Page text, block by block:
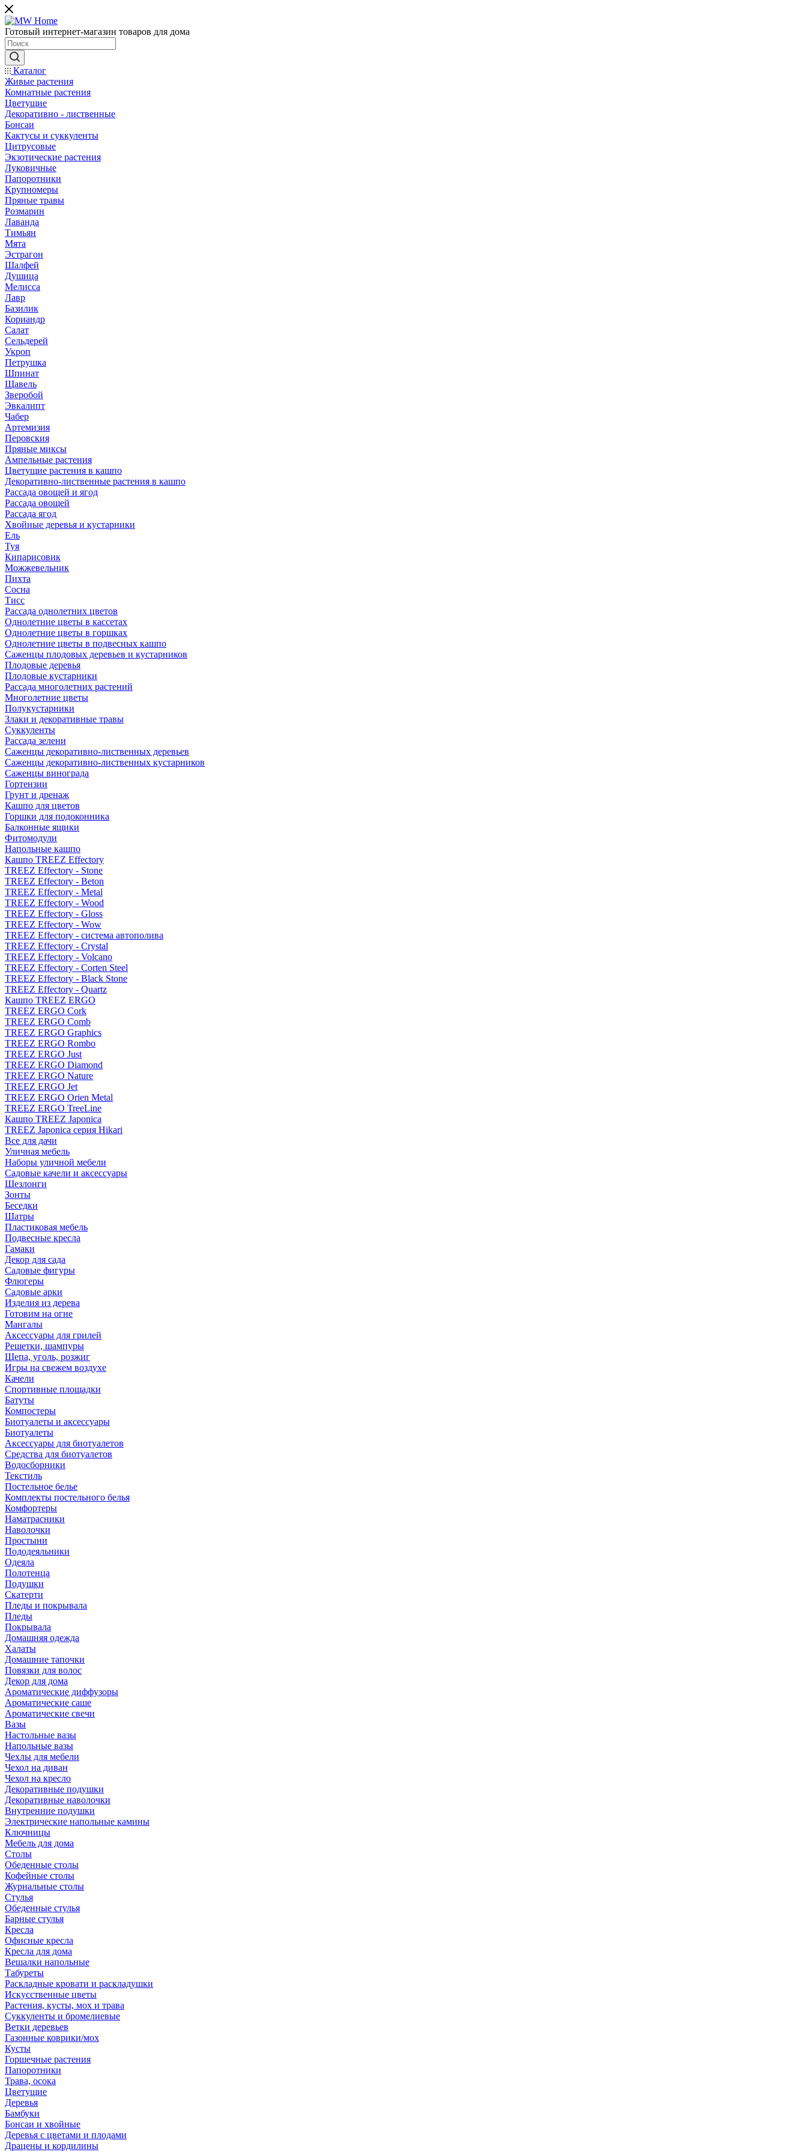
Готовый интернет-магазин товаров для дома
Каталог
Живые растения
Комнатные растения
Цветущие
Декоративно - лиственные
Бонсаи
Кактусы и суккуленты
Цитрусовые
Экзотические растения
Луковичные
Папоротники
Крупномеры
Пряные травы
Розмарин
Лаванда
Тимьян
Мята
Эстрагон
Шалфей
Душица
Мелисса
Лавр
Базилик
Кориандр
Салат
Сельдерей
Укроп
Петрушка
Шпинат
Щавель
Зверобой
Эвкалипт
Чабер
Артемизия
Перовския
Пряные миксы
Ампельные растения
Цветущие растения в кашпо
Декоративно-лиственные растения в кашпо
Рассада овощей и ягод
Рассада овощей
Рассада ягод
Хвойные деревья и кустарники
Ель
Туя
Кипарисовик
Можжевельник
Пихта
Сосна
Тисc
Рассада однолетних цветов
Однолетние цветы в кассетах
Однолетние цветы в горшках
Однолетние цветы в подвесных кашпо
Саженцы плодовых деревьев и кустарников
Плодовые деревья
Плодовые кустарники
Рассада многолетних растений
Многолетние цветы
Полукустарники
Злаки и декоративные травы
Суккуленты
Рассада зелени
Саженцы декоративно-лиственных деревьев
Саженцы декоративно-лиственных кустарников
Саженцы винограда
Гортензии
Грунт и дренаж
Кашпо для цветов
Горшки для подоконника
Балконные ящики
Фитомодули
Напольные кашпо
Кашпо TREEZ Effectory
TREEZ Effectory - Stone
TREEZ Effectory - Beton
TREEZ Effectory - Metal
TREEZ Effectory - Wood
TREEZ Effectory - Gloss
TREEZ Effectory - Wow
TREEZ Effectory - система автополива
TREEZ Effectory - Crystal
TREEZ Effectory - Volcano
TREEZ Effectory - Corten Steel
TREEZ Effectory - Black Stone
TREEZ Effectory - Quartz
Кашпо TREEZ ERGO
TREEZ ERGO Cork
TREEZ ERGO Comb
TREEZ ERGO Graphics
TREEZ ERGO Rombo
TREEZ ERGO Just
TREEZ ERGO Diamond
TREEZ ERGO Nature
TREEZ ERGO Jet
TREEZ ERGO Orien Metal
TREEZ ERGO TreeLine
Кашпо TREEZ Japonica
TREEZ Japonica серия Hikari
Все для дачи
Уличная мебель
Наборы уличной мебели
Садовые качели и аксессуары
Шезлонги
Зонты
Беседки
Шатры
Пластиковая мебель
Подвесные кресла
Гамаки
Декор для сада
Садовые фигуры
Флюгеры
Садовые арки
Изделия из дерева
Готовим на огне
Мангалы
Аксессуары для грилей
Решетки, шампуры
Щепа, уголь, розжиг
Игры на свежем воздухе
Качели
Спортивные площадки
Батуты
Компостеры
Биотуалеты и аксессуары
Биотуалеты
Аксессуары для биотуалетов
Средства для биотуалетов
Водосборники
Текстиль
Постельное белье
Комплекты постельного белья
Комфортеры
Наматрасники
Наволочки
Простыни
Пододеяльники
Одеяла
Полотенца
Подушки
Скатерти
Пледы и покрывала
Пледы
Покрывала
Домашняя одежда
Халаты
Домашние тапочки
Повязки для волос
Декор для дома
Ароматические диффузоры
Ароматические саше
Ароматические свечи
Вазы
Настольные вазы
Напольные вазы
Чехлы для мебели
Чехол на диван
Чехол на кресло
Декоративные подушки
Декоративные наволочки
Внутренние подушки
Электрические напольные камины
Ключницы
Мебель для дома
Столы
Обеденные столы
Кофейные столы
Журнальные столы
Стулья
Обеденные стулья
Барные стулья
Кресла
Офисные кресла
Кресла для дома
Вешалки напольные
Табуреты
Раскладные кровати и раскладушки
Искусственные цветы
Растения, кусты, мох и трава
Суккуленты и бромелиевые
Ветки деревьев
Газонные коврики/мох
Кусты
Горшечные растения
Папоротники
Трава, осока
Цветущие
Деревья
Бамбуки
Бонсаи и хвойные
Деревья с цветами и плодами
Драцены и кордилины